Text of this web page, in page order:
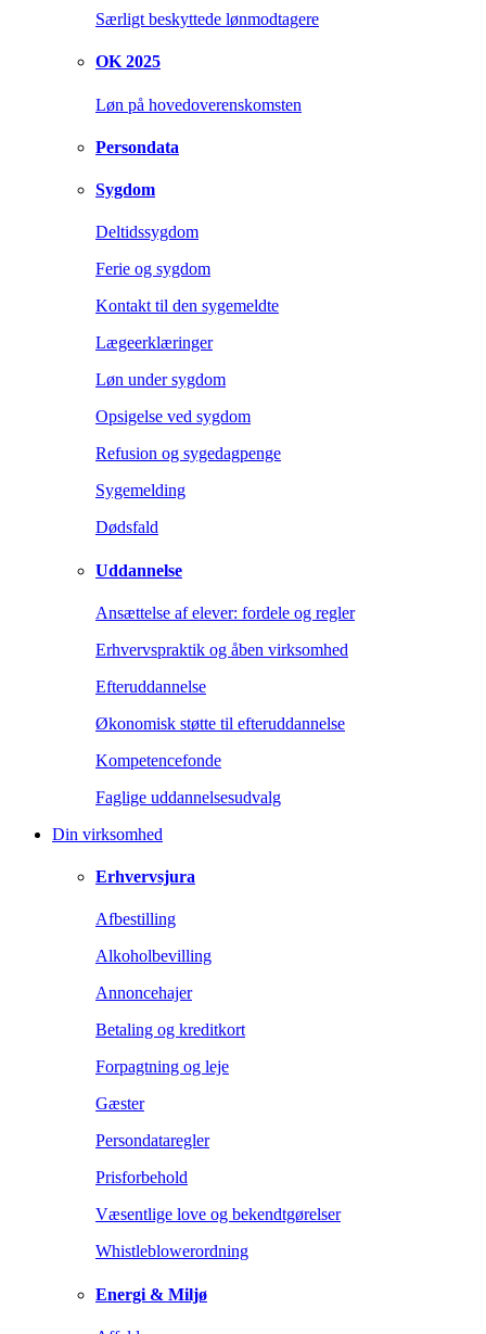
Særligt beskyttede lønmodtagere
OK 2025
Løn på hovedoverenskomsten
Persondata
Sygdom
Deltidssygdom
Ferie og sygdom
Kontakt til den sygemeldte
Lægeerklæringer
Løn under sygdom
Opsigelse ved sygdom
Refusion og sygedagpenge
Sygemelding
Dødsfald
Uddannelse
Ansættelse af elever: fordele og regler
Erhvervspraktik og åben virksomhed
Efteruddannelse
Økonomisk støtte til efteruddannelse
Kompetencefonde
Faglige uddannelsesudvalg
Din virksomhed
Erhvervsjura
Afbestilling
Alkoholbevilling
Annoncehajer
Betaling og kreditkort
Forpagtning og leje
Gæster
Persondataregler
Prisforbehold
Væsentlige love og bekendtgørelser
Whistleblowerordning
Energi & Miljø